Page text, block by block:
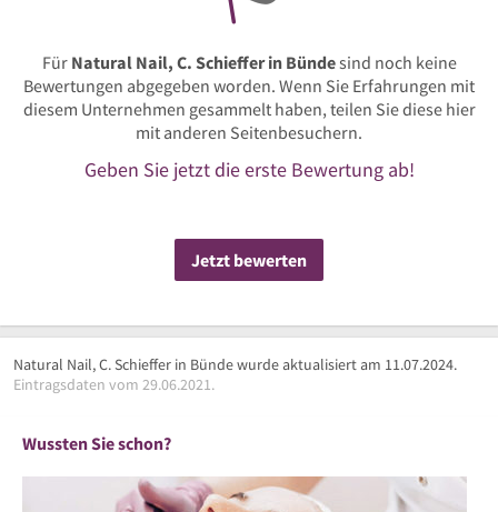
Für Natural Nail, C. Schieffer in Bündesind noch keine
Bewertungen abgegeben worden. Wenn Sie Erfahrungen mit
diesem Unternehmen gesammelt haben, teilen Sie diese hier
mit anderen Seitenbesuchern.
Geben Sie jetzt die erste Bewertung ab!
Jetzt bewerten
Natural Nail, C. Schieffer in Bünde wurde aktualisiert am 11.07.2024.
Eintragsdaten vom 29.06.2021.
Wussten Sie schon?